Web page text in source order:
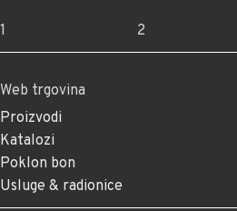
1 2
Web trgovina
Proizvodi
Katalozi
Poklon bon
Usluge & radionice